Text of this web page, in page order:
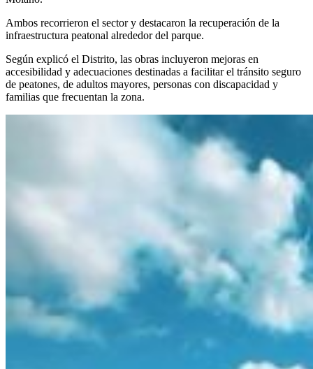
Ambos recorrieron el sector y destacaron la recuperación de la
infraestructura peatonal alrededor del parque.
Según explicó el Distrito, las obras incluyeron mejoras en
accesibilidad y adecuaciones destinadas a facilitar el tránsito seguro
de peatones, de adultos mayores, personas con discapacidad y
familias que frecuentan la zona.